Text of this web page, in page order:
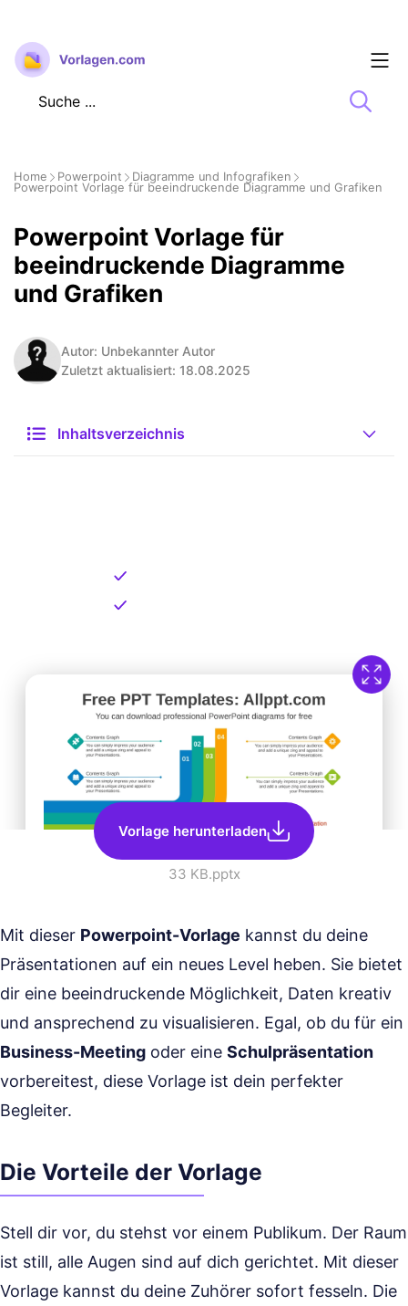
Zum
Inhalt
springen
Home Powerpoint
Diagramme und Infografiken
Powerpoint Vorlage für beeindruckende Diagramme und Grafiken
Powerpoint Vorlage für
beeindruckende Diagramme
und Grafiken
Autor: Unbekannter Autor
Zuletzt aktualisiert: 18.08.2025
Inhaltsverzeichnis
Vorlage herunterladen
33 KB.pptx
Mit dieser Powerpoint-Vorlage kannst du deine
Präsentationen auf ein neues Level heben. Sie bietet
dir eine beeindruckende Möglichkeit, Daten kreativ
und ansprechend zu visualisieren. Egal, ob du für ein
Business-Meeting oder eine Schulpräsentation
vorbereitest, diese Vorlage ist dein perfekter
Begleiter.
Die Vorteile der Vorlage
Stell dir vor, du stehst vor einem Publikum. Der Raum
ist still, alle Augen sind auf dich gerichtet. Mit dieser
Vorlage kannst du deine Zuhörer sofort fesseln. Die